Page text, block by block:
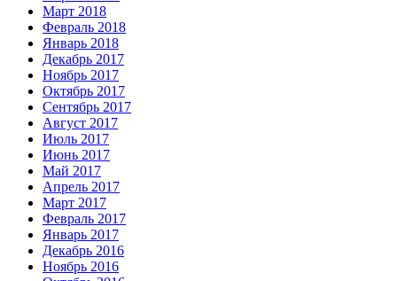
Март 2018
Февраль 2018
Январь 2018
Декабрь 2017
Ноябрь 2017
Октябрь 2017
Сентябрь 2017
Август 2017
Июль 2017
Июнь 2017
Май 2017
Апрель 2017
Март 2017
Февраль 2017
Январь 2017
Декабрь 2016
Ноябрь 2016